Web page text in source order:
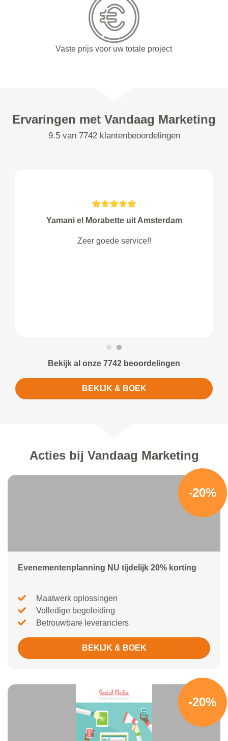
Vaste prijs voor uw totale project
Ervaringen met Vandaag Marketing
9.5 van 7742 klantenbeoordelingen
Yamani el Morabette uit Amsterdam
Zeer goede service!!
Bekijk al onze 7742 beoordelingen
BEKIJK & BOEK
Acties bij Vandaag Marketing
-20%
Evenementenplanning NU tijdelijk 20% korting
Maatwerk oplossingen
Volledige begeleiding
Betrouwbare leveranciers
BEKIJK & BOEK
-20%